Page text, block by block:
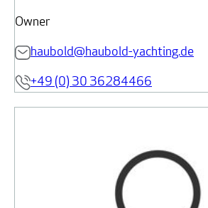
Owner
haubold@haubold-yachting.de
+49 (0) 30 36284466